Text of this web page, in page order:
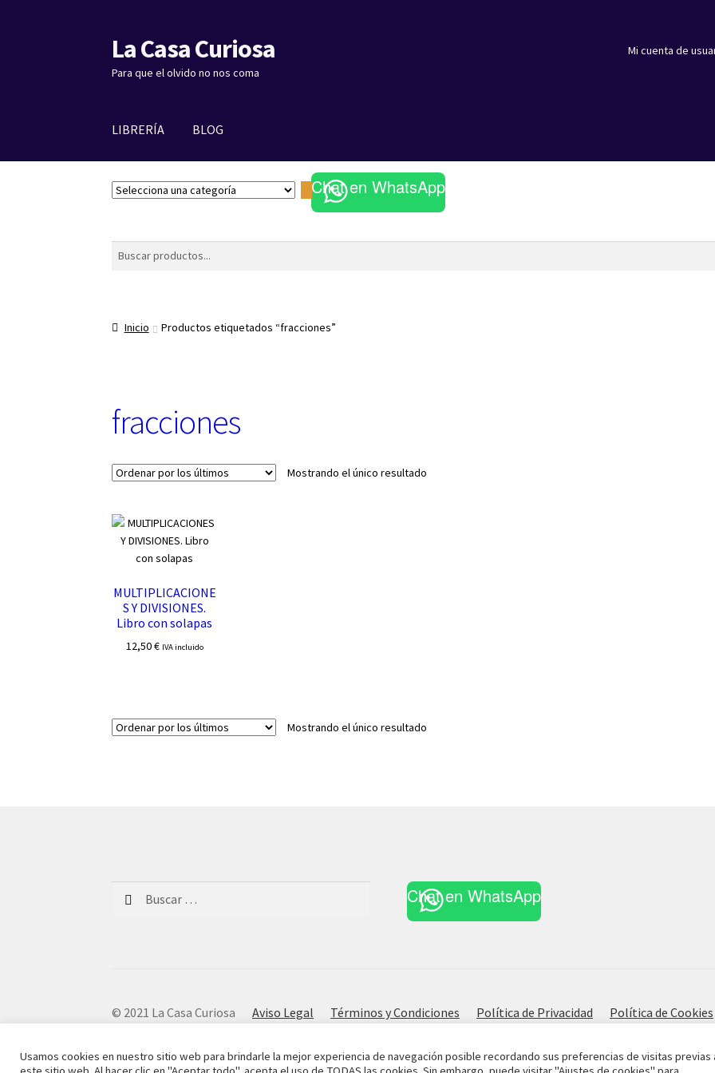
Ir
a
la
Ir
al
contenido
La Casa Curiosa
Para que el olvido no nos coma
Mi cuenta de
LIBRERÍA BLOG
S
e
n
c
a
e
r
Chat en WhatsApp
Buscar
Inicio Productos etiquetados “fracciones”
fracciones
Mostrando el único resultado
MULTIPLICACIONE
S Y DIVISIONES.
Libro con solapas
12,50€ IVA incluido
Mostrando el único resultado
Chat en WhatsApp
© 2021 La Casa CuriosaAviso Legal Términos y Condiciones Política de Privacidad Política de Cookies
Usamos cookies en nuestro sitio web para brindarle la mejor experiencia de navegación posible recordando sus preferencias de visitas previas